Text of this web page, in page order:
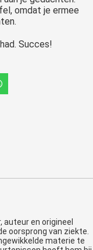
omdat je ermee
Succes!
auteur en origineel
oorsprong van ziekte.
materie te